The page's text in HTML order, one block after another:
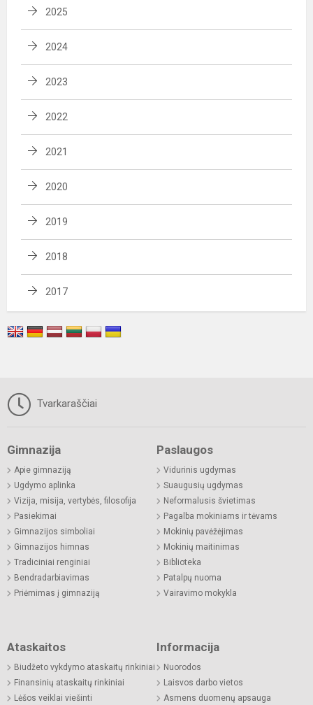
2025
2024
2023
2022
2021
2020
2019
2018
2017
Tvarkaraščiai
Gimnazija
Apie gimnaziją
Ugdymo aplinka
Vizija, misija, vertybės, filosofija
Pasiekimai
Gimnazijos simboliai
Gimnazijos himnas
Tradiciniai renginiai
Bendradarbiavimas
Priėmimas į gimnaziją
Paslaugos
Vidurinis ugdymas
Suaugusių ugdymas
Neformalusis švietimas
Pagalba mokiniams ir tėvams
Mokinių pavėžėjimas
Mokinių maitinimas
Biblioteka
Patalpų nuoma
Vairavimo mokykla
Ataskaitos
Biudžeto vykdymo ataskaitų rinkiniai
Finansinių ataskaitų rinkiniai
Lėšos veiklai viešinti
Informacija
Nuorodos
Laisvos darbo vietos
Asmens duomenų apsauga